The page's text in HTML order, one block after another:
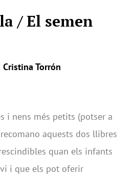
/ El semen
Torrón
i nens més petits (potser a
aquests dos llibres
quan els infants
i que els pot oferir